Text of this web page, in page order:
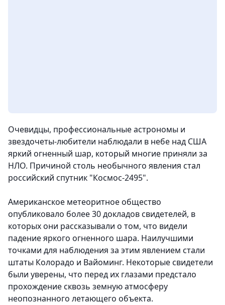
Очевидцы, профессиональные астрономы и
звездочеты-любители наблюдали в небе над США
яркий огненный шар, который многие приняли за
НЛО. Причиной столь необычного явления стал
российский спутник "Космос-2495".
Американское метеоритное общество
опубликовало более 30 докладов свидетелей, в
которых они рассказывали о том, что видели
падение яркого огненного шара. Наилучшими
точками для наблюдения за этим явлением стали
штаты Колорадо и Вайоминг. Некоторые свидетели
были уверены, что перед их глазами предстало
прохождение сквозь земную атмосферу
неопознанного летающего объекта.